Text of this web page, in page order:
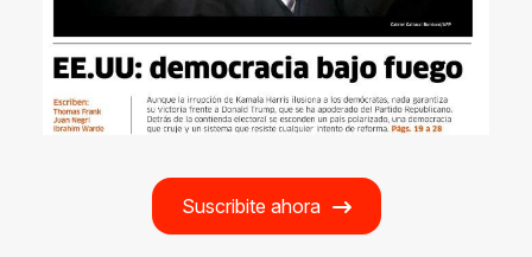
Suscribite ahora